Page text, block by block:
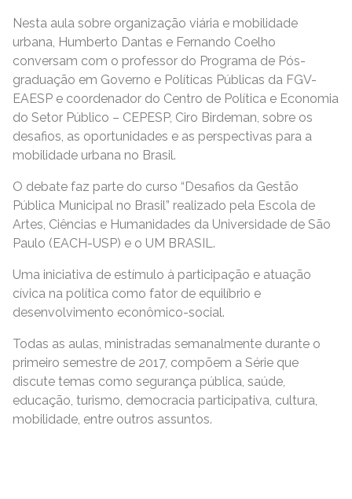
Nesta aula sobre organização viária e mobilidade
urbana, Humberto Dantas e Fernando Coelho
conversam com o professor do Programa de Pós-
graduação em Governo e Políticas Públicas da FGV-
EAESP e coordenador do Centro de Política e Economia
do Setor Público – CEPESP, Ciro Birdeman, sobre os
desafios, as oportunidades e as perspectivas para a
mobilidade urbana no Brasil.
O debate faz parte do curso “Desafios da Gestão
Pública Municipal no Brasil” realizado pela Escola de
Artes, Ciências e Humanidades da Universidade de São
Paulo (EACH-USP) e o UM BRASIL.
Uma iniciativa de estímulo à participação e atuação
cívica na política como fator de equilíbrio e
desenvolvimento econômico-social.
Todas as aulas, ministradas semanalmente durante o
primeiro semestre de 2017, compõem a Série que
discute temas como segurança pública, saúde,
educação, turismo, democracia participativa, cultura,
mobilidade, entre outros assuntos.